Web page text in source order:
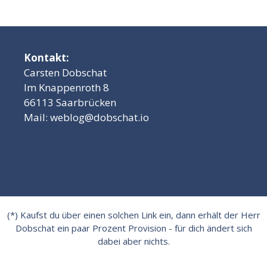
Kontakt:
Carsten Dobschat
Im Knappenroth 8
66113 Saarbrücken
Mail: weblog@dobschat.io
(*) Kaufst du über einen solchen Link ein, dann erhält der Herr
Dobschat ein paar Prozent Provision - für dich ändert sich
dabei aber nichts.